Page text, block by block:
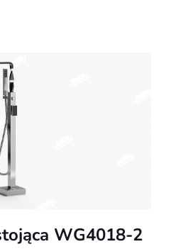
WG4018-2